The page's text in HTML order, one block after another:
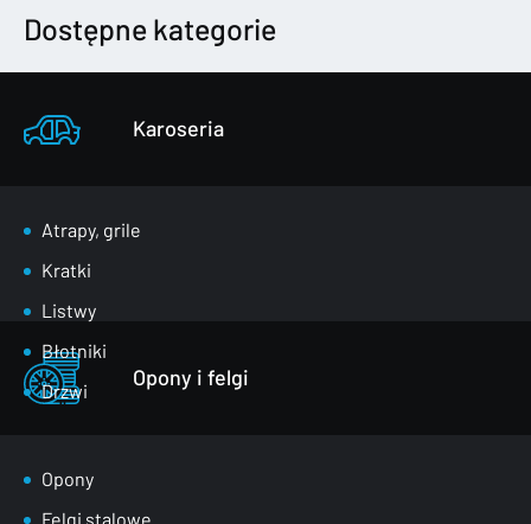
Dostępne kategorie
Karoseria
Atrapy, grile
Kratki
Listwy
Błotniki
Drzwi
Lusterka
Maski
Opony i felgi
Opony
Felgi stalowe